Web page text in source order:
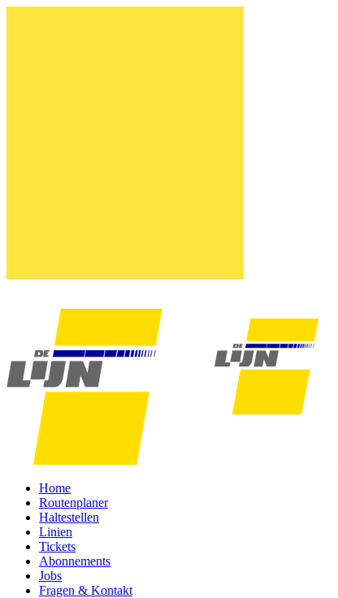
Home
Routenplaner
Haltestellen
Linien
Tickets
Abonnements
Jobs
Fragen & Kontakt